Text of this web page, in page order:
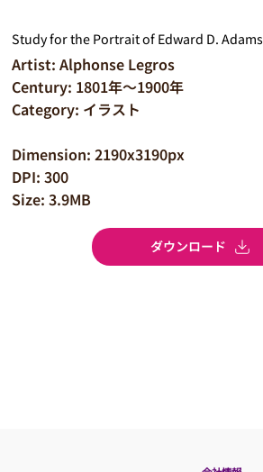
Study for the Portrait of Edward D. Adams
Artist: Alphonse Legros
Century: 1801年～1900年
Category: イラスト
Dimension: 2190x3190px
DPI: 300
Size: 3.9MB
ダウンロード